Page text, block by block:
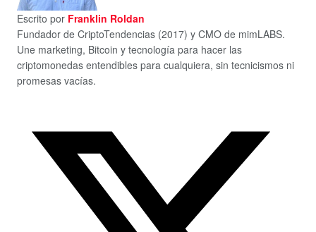
Escrito por Franklin Roldan
Fundador de CriptoTendencias (2017) y CMO de mimLABS.
Une marketing, Bitcoin y tecnología para hacer las
criptomonedas entendibles para cualquiera, sin tecnicismos ni
promesas vacías.